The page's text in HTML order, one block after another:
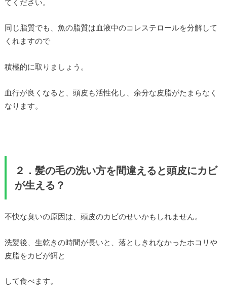
てください。
同じ脂質でも、魚の脂質は血液中のコレステロールを分解して
くれますので
積極的に取りましょう。
血行が良くなると、頭皮も活性化し、余分な皮脂がたまらなく
なります。
２．髪の毛の洗い方を間違えると頭皮にカビ
が生える？
不快な臭いの原因は、頭皮のカビのせいかもしれません。
洗髪後、生乾きの時間が長いと、落としきれなかったホコリや
皮脂をカビが餌と
して食べます。